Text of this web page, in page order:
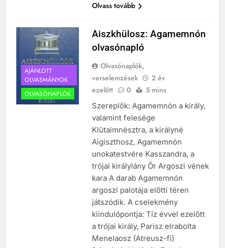
Olvass tovább
AJÁNLOTT
OLVASMÁNYOK
OLVASÓNAPLÓK
Aiszkhülosz: Agamemnón
olvasónapló
Olvasónaplók,
verselemzések
2 év
ezelőtt
0 5 mins
Szereplők: Agamemnón a király,
valamint felesége
Klütaimnésztra, a királyné
Aigiszthosz, Agamemnón
unokatestvére Kasszandra, a
trójai királylány Őr Argoszi vének
kara A darab Agamemnón
argoszi palotája előtti téren
játszódik. A cselekmény
kiindulópontja: Tíz évvel ezelőtt
a trójai király, Parisz elrabolta
Menelaosz (Atreusz-fi)
241
Ki találta fel a gőzgépet?
KI TALÁLTA FEL
TÖRTÉNELEM ÉRDEKESSÉGEK
Kik voltak a három királyok?
KIK VOLTAK?
TÖRTÉNELEM ÉRDEKESSÉGEK
A középkor titkai: Mi rejtőzött a
várak falai mögött?
MIKOR VOLT?
TÖRTÉNELEM ÉRDEKESSÉGEK